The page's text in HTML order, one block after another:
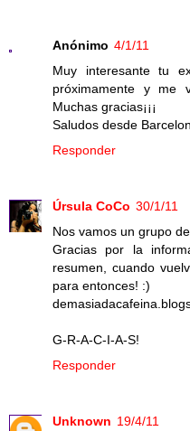
Anónimo 4/1/11
Muy interesante tu
próximamente y me
Muchas gracias¡¡¡
Saludos desde
Responder
Úrsula CoCo 30/1/11
Nos vamos un grupo
Gracias por la
resumen, cuando
para entonces! :)
G-R-A-C-I-A-S!
Responder
Unknown 19/4/11